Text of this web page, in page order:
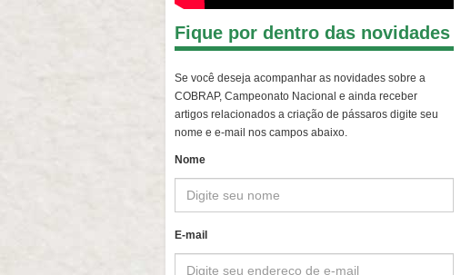
Fique por dentro das novidades
Se você deseja acompanhar as novidades sobre a
COBRAP, Campeonato Nacional e ainda receber
artigos relacionados a criação de pássaros digite seu
nome e e-mail nos campos abaixo.
Nome
E-mail